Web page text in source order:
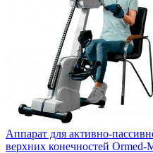
Аппарат для активно-
верхних конечностей Ormed-